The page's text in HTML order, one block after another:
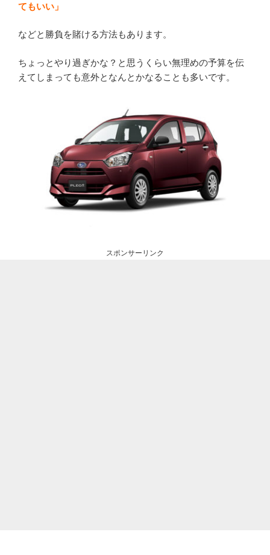
てもいい」
などと勝負を賭ける方法もあります。
ちょっとやり過ぎかな？と思うくらい無理めの予算を伝
えてしまっても意外となんとかなることも多いです。
スポンサーリンク